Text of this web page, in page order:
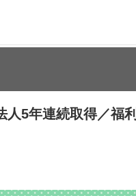
人5年連続取得／福利